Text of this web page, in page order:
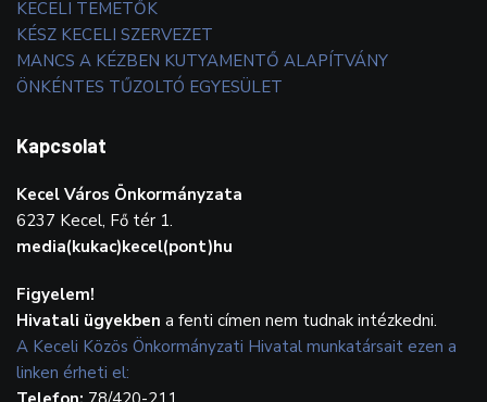
KECELI TEMETŐK
KÉSZ KECELI SZERVEZET
MANCS A KÉZBEN KUTYAMENTŐ ALAPÍTVÁNY
ÖNKÉNTES TŰZOLTÓ EGYESÜLET
Kapcsolat
Kecel Város Önkormányzata
6237 Kecel, Fő tér 1.
media(kukac)kecel(pont)hu
Figyelem!
Hivatali ügyekben a fenti címen nem tudnak intézkedni.
A Keceli Közös Önkormányzati Hivatal munkatársait ezen a
linken érheti el: